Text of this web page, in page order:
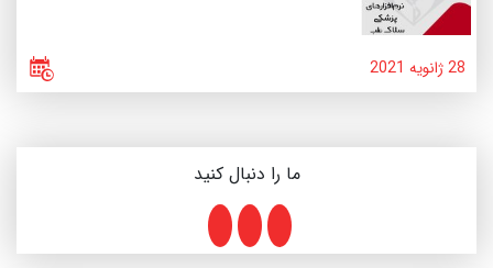
28 ژانویه 2021
ما را دنبال کنید